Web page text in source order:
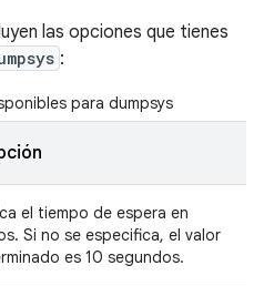
las opciones que tienes
:
para dumpsys
el tiempo de espera en
Si no se especifica, el valor
es 10 segundos.